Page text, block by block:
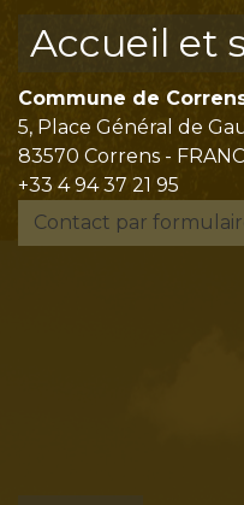
Accueil et
Commune de
5, Place Général de
83570 Correns -
+33 4 94 37 21 95
Contact par